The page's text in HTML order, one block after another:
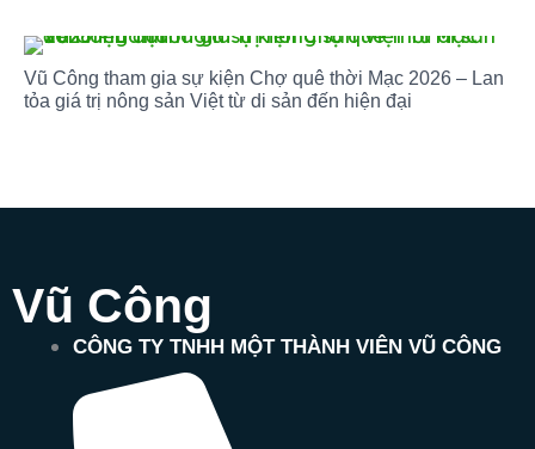
Vũ Công tham gia sự kiện Chợ quê thời Mạc 2026 – Lan
tỏa giá trị nông sản Việt từ di sản đến hiện đại
Vũ Công
CÔNG TY TNHH MỘT THÀNH VIÊN VŨ CÔNG